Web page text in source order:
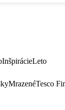
InšpirácieLeto
MrazenéTesco